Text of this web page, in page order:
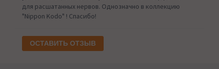
для расшатанных нервов. Однозначно в коллекцию
"Nippon Kodo" ! Спасибо!
ОСТАВИТЬ ОТЗЫВ